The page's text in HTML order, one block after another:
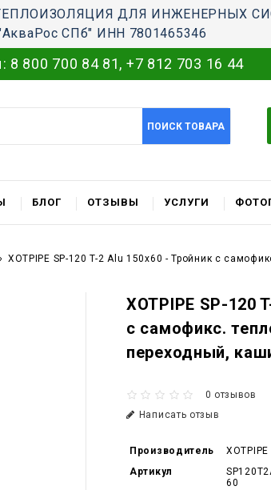
ДЛЯ ИНЖЕНЕРНЫХ
СПб" ИНН 7801465346
8 800 700 84 81, +7 812 703 16 44
ПОИСК ТОВАРА
БЛОГ ОТЗЫВЫ УСЛУГИ
XOTPIPE SP-120 T-2 Alu 150x60 - Тройник c
XOTPIPE SP-120
c самофикс.
переходный,
0 отзывов
Написать отзыв
Производитель
XOTPIPE
Артикул
60